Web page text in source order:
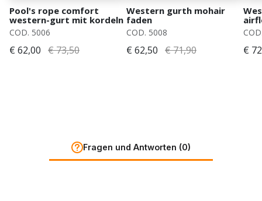
Pool's rope comfort
western-gurt mit kordeln
COD. 5006
€ 62,00 € 73,50
Western gurth mohair
faden
COD. 5008
€ 62,50 € 71,90 €
Fragen und Antworten (0)